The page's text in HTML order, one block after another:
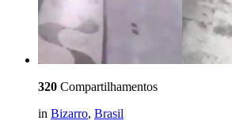
320 Compartilhamentos
in Bizarro, Brasil